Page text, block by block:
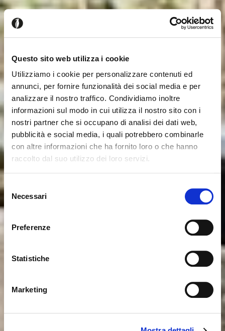
Questo sito web utilizza i cookie
Utilizziamo i cookie per personalizzare contenuti ed
annunci, per fornire funzionalità dei social media e per
analizzare il nostro traffico. Condividiamo inoltre
informazioni sul modo in cui utilizza il nostro sito con i
nostri partner che si occupano di analisi dei dati web,
pubblicità e social media, i quali potrebbero combinarle
con altre informazioni che ha fornito loro o che hanno
raccolto dal suo utilizzo dei loro servizi.
Selezione
del
consenso
Necessari
Preferenze
Statistiche
Marketing
depuis un autre pays
Vous consultez actuellement le site Calligaris pour
France. Souhaitez-vous passer au site en États-Unis ?
Erreur de Connexion Fermer
pas que le mot de passe est sensible à la casse.